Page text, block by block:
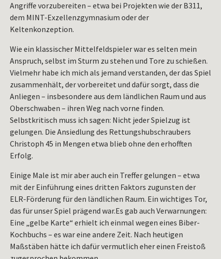
Angriffe vorzubereiten – etwa bei Projekten wie der B311,
dem MINT-Exzellenzgymnasium oder der
Keltenkonzeption.
Wie ein klassischer Mittelfeldspieler war es selten mein
Anspruch, selbst im Sturm zu stehen und Tore zu schießen.
Vielmehr habe ich mich als jemand verstanden, der das Spiel
zusammenhält, der vorbereitet und dafür sorgt, dass die
Anliegen – insbesondere aus dem ländlichen Raum und aus
Oberschwaben – ihren Weg nach vorne finden.
Selbstkritisch muss ich sagen: Nicht jeder Spielzug ist
gelungen. Die Ansiedlung des Rettungshubschraubers
Christoph 45 in Mengen etwa blieb ohne den erhofften
Erfolg.
Einige Male ist mir aber auch ein Treffer gelungen – etwa
mit der Einführung eines dritten Faktors zugunsten der
ELR-Förderung für den ländlichen Raum. Ein wichtiges Tor,
das für unser Spiel prägend war.Es gab auch Verwarnungen:
Eine „gelbe Karte“ erhielt ich einmal wegen eines Biber-
Kochbuchs – es war eine andere Zeit. Nach heutigen
Maßstäben hätte ich dafür vermutlich eher einen Freistoß